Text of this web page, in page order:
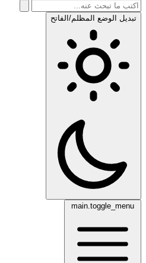
تبديل الوضع المظلم/الفاتح
main.toggle_menu